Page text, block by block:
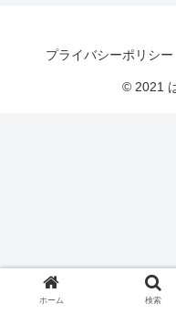
プライバシーポリシー
© 2021
ホーム 検索